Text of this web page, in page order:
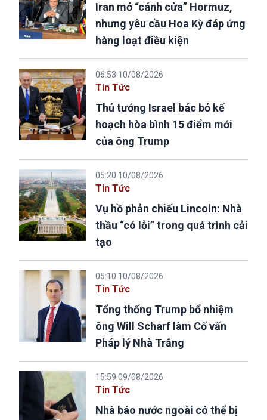
Iran mở “cánh cửa” Hormuz,
nhưng yêu cầu Hoa Kỳ đáp ứng
hàng loạt điều kiện
06:53 10/08/2026
Tin Tức
Thủ tướng Israel bác bỏ kế
hoạch hòa bình 15 điểm mới
của ông Trump
05:20 10/08/2026
Tin Tức
Vụ hồ phản chiếu Lincoln: Nhà
thầu “có lỗi” trong quá trình cải
tạo
05:10 10/08/2026
Tin Tức
Tổng thống Trump bổ nhiệm
ông Will Scharf làm Cố vấn
Pháp lý Nhà Trắng
15:59 09/08/2026
Tin Tức
Nhà báo nước ngoài có thể bị